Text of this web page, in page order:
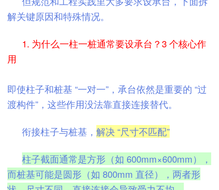
解关键原因和特殊情况。
1. 为什么一柱一桩通常要设承台？3 个核心作
用
即使柱子和桩基 “一对一”，承台依然是重要的 “过
渡构件”，这些作用没法靠直接连接替代。
衔接柱子与桩基， 解决 “尺寸不匹配”
柱子截面通常是方形（如 600mm×600mm），
而桩基可能是圆形（如 800mm 直径），两者形